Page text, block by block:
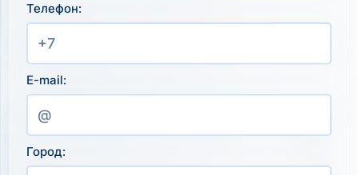
Телефон:
E-mail:
Город: